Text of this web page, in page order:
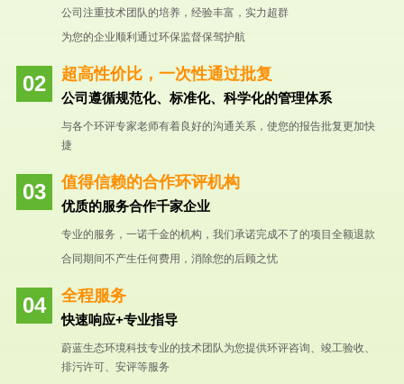
公司注重技术团队的培养，经验丰富，实力超群
为您的企业顺利通过环保监督保驾护航
超高性价比，一次性通过批复
公司遵循规范化、标准化、科学化的管理体系
与各个环评专家老师有着良好的沟通关系，使您的报告批复更加快
捷
值得信赖的合作环评机构
优质的服务合作千家企业
专业的服务，一诺千金的机构，我们承诺完成不了的项目全额退款
合同期间不产生任何费用，消除您的后顾之忧
全程服务
快速响应+专业指导
蔚蓝生态环境科技专业的技术团队为您提供环评咨询、竣工验收、
排污许可、安评等服务